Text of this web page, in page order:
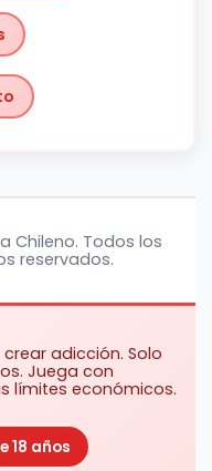
Chileno. Todos los
reservados.
adicción. Solo
Juega con
límites económicos.
18 años